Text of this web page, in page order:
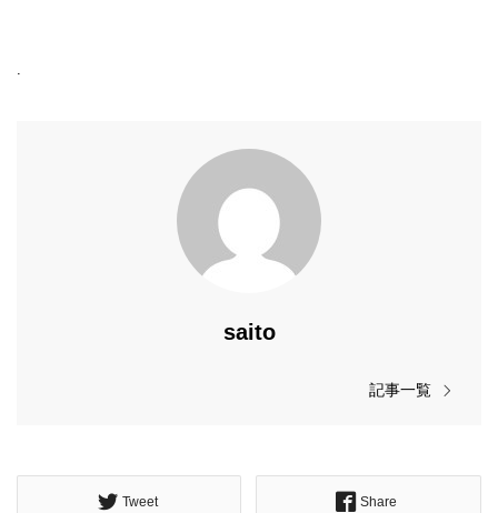
saito
記事一覧
Tweet Share